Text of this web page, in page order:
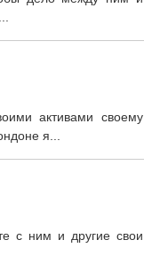
активами своему
я...
с ним и другие свои